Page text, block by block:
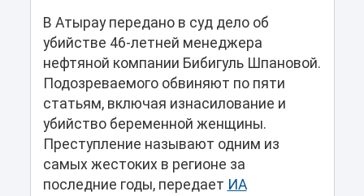
В Атырау передано в суд дело об
убийстве 46-летней менеджера
нефтяной компании Бибигуль Шпановой.
Подозреваемого обвиняют по пяти
статьям, включая изнасилование и
убийство беременной женщины.
Преступление называют одним из
самых жестоких в регионе за
последние годы, передает ИА